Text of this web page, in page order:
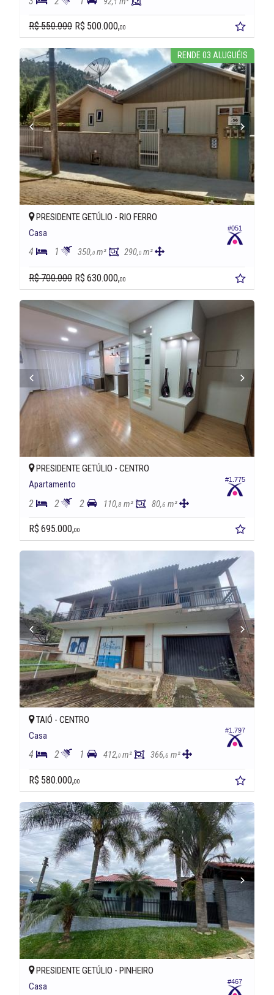
1
R$ 550.000 R$ 500.000,00
RENDE 03 ALUGUÉIS
#051
PRESIDENTE GETÚLIO - RIO FERRO
Casa
4 1 350,0m² 290,0 m²
R$ 700.000 R$ 630.000,00
#1.775
PRESIDENTE GETÚLIO - CENTRO
Apartamento
2 2 2 110,8 m² 80,6 m²
R$ 695.000,00
#1.797
TAIÓ - CENTRO
Casa
4 2 1 412,0 m² 366,6 m²
R$ 580.000,00
#467
PRESIDENTE GETÚLIO - PINHEIRO
Casa